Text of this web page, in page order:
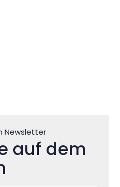
Newsletter
auf dem